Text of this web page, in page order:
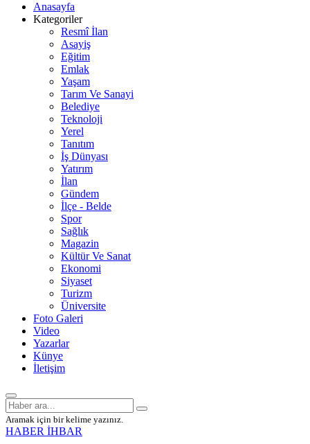
Anasayfa
Kategoriler
Resmî İlan
Asayiş
Eğitim
Emlak
Yaşam
Tarım Ve Sanayi
Belediye
Teknoloji
Yerel
Tanıtım
İş Dünyası
Yatırım
İlan
Gündem
İlçe - Belde
Spor
Sağlık
Magazin
Kültür Ve Sanat
Ekonomi
Siyaset
Turizm
Üniversite
Foto Galeri
Video
Yazarlar
Künye
İletişim
Aramak için bir kelime yazınız.
HABER İHBAR